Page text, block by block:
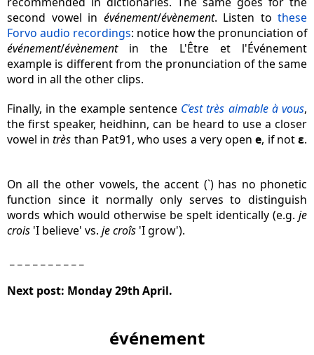
second vowel in événement/évènement. Listen to these
Forvo audio recordings: notice how the pronunciation of
événement/évènementin the L'Être et l'Événement
example is different from the pronunciation of the same
word in all the other clips.
Finally, in the example sentence C'est très aimable à vous,
the first speaker, heidhinn, can be heard to use a closer
vowel intrès than Pat91, who uses a very opene, if notɛ.
On all the other vowels, the accent (`) has no phonetic
function since it normally only serves to distinguish
words which would otherwise be spelt identically (e.g. je
crois 'I believe' vs. je croîs 'I grow').
Next post: Monday 29th April.
événement